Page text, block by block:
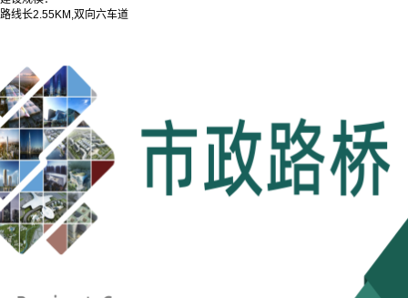
路线长2.55KM,双向六车道